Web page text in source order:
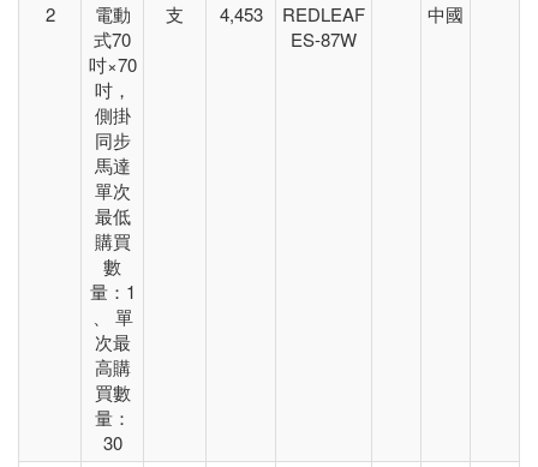
2
電動
式70
吋×70
吋，
側掛
同步
馬達
單次
最低
購買
數
量：1
、 單
次最
高購
買數
量：
30
支 4,453
REDLEAF
ES-87W
中國